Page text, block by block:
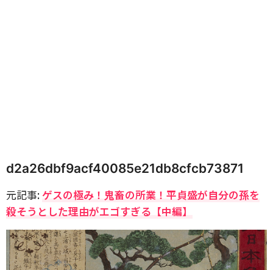
d2a26dbf9acf40085e21db8cfcb73871
元記事:ゲスの極み！鬼畜の所業！平貞盛が自分の孫を
殺そうとした理由がエゴすぎる【中編】